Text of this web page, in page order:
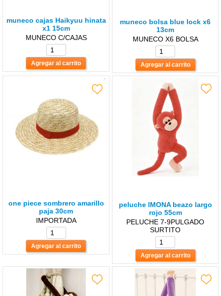
muneco cajas Haikyuu hinata
x1 15cm
MUNECO C/CAJAS
muneco bolsa blue lock x6
13cm
MUNECO X6 BOLSA
one piece sombrero amarillo
paja 30cm
IMPORTADA
peluche lMONA beazo largo
rojo 55cm
PELUCHE 7-9PULGADO
SURTITO